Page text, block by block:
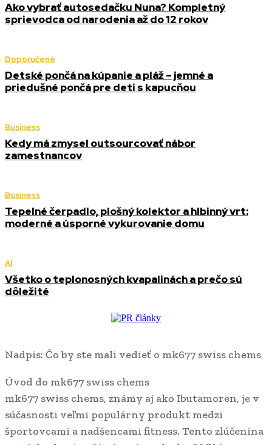
Ako vybrať autosedačku Nuna? Kompletný
sprievodca od narodenia až do 12 rokov
Doporučené
Detské pončá na kúpanie a pláž – jemné a
priedušné pončá pre deti s kapucňou
Business
Kedy má zmysel outsourcovať nábor
zamestnancov
Business
Tepelné čerpadlo, plošný kolektor a hlbinný vrt:
moderné a úsporné vykurovanie domu
AI
Všetko o teplonosných kvapalinách a prečo sú
dôležité
Nadpis: Čo by ste mali vedieť o mk677 swiss chems
Úvod do mk677 swiss chems
mk677 swiss chems, známy aj ako Ibutamoren, je v
súčasnosti veľmi populárny produkt medzi
športovcami a nadšencami fitness. Tento zlúčenina